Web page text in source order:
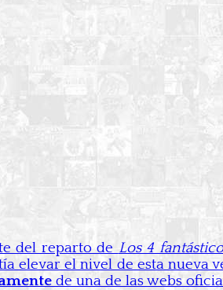
del reparto de Los 4
elevar el nivel de esta nueva
de una de las webs